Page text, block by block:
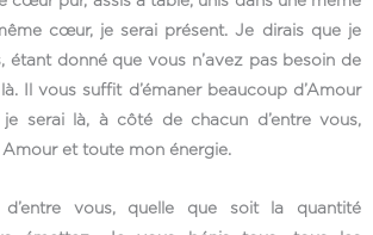
cœur, je serai présent. Je dirais que je
étant donné que vous n’avez pas besoin de
Il vous suffit d’émaner beaucoup d’Amour
serai là, à côté de chacun d’entre vous,
et toute mon énergie.
vous, quelle que soit la quantité